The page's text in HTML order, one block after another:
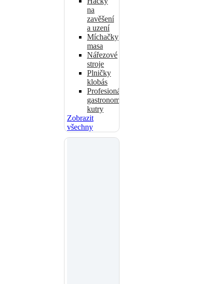
na
zavěšení
a uzení
Míchačky
masa
Nářezové
stroje
Plničky
klobás
Profesionální
gastronomické
kutry
Zobrazit
všechny